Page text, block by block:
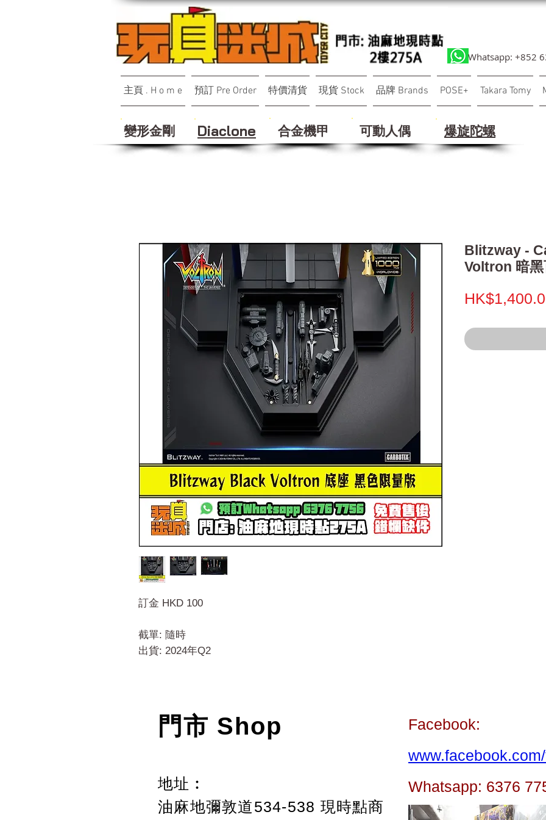
Whatsapp: +852
主頁 . H o m e 預訂 Pre Order 特價清貨 現貨 Stock 品牌 Brands POSE+ Takara Tomy
變形金剛 Diaclone 合金機甲 可動人偶 ​爆旋陀螺
訂金 HKD 100
截單: 隨時
出貨: 2024年Q2
Blitzway -
Voltron 暗
門市 Shop
地址︰
油麻地彌敦道534-538 現時點商
Facebook:
Whatsapp: 6376